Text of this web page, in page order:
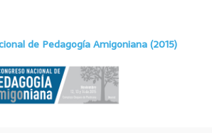
de Pedagogía Amigoniana (2015)